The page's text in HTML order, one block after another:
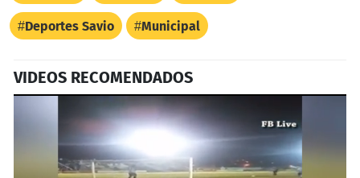
Deportes Savio Municipal
VIDEOS RECOMENDADOS